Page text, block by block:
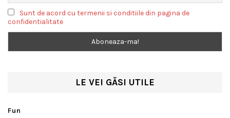
Sunt de acord cu termenii si conditiile din pagina de
confidentialitate
LE VEI GĂSI UTILE
Fun